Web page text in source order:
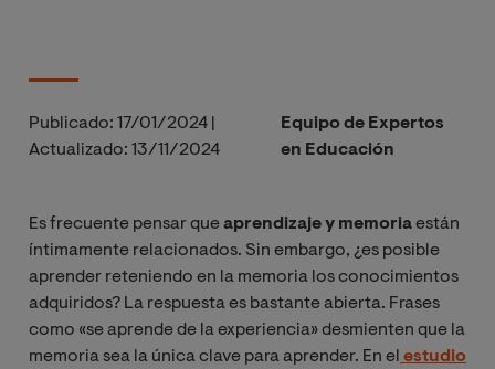
Publicado: 17/01/2024
Actualizado: 13/11/2024
Equipo de Expertos
en Educación
Es frecuente pensar queaprendizaje y memoriaestán
íntimamente relacionados. Sin embargo, ¿es posible
aprender reteniendo en la memoria los conocimientos
adquiridos? La respuesta es bastante abierta. Frases
como «se aprende de la experiencia» desmienten que la
memoria sea la única clave para aprender. En el estudio